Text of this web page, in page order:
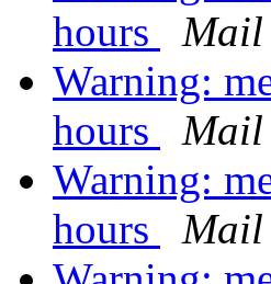
hours
Mail
Warning:
hours
Mail
Warning:
hours
Mail